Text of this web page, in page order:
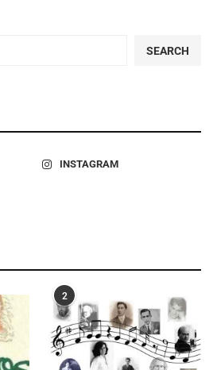
SEARCH
INSTAGRAM
2